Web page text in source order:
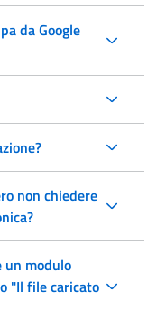
da Google
non chiedere
un modulo
"Il file caricato